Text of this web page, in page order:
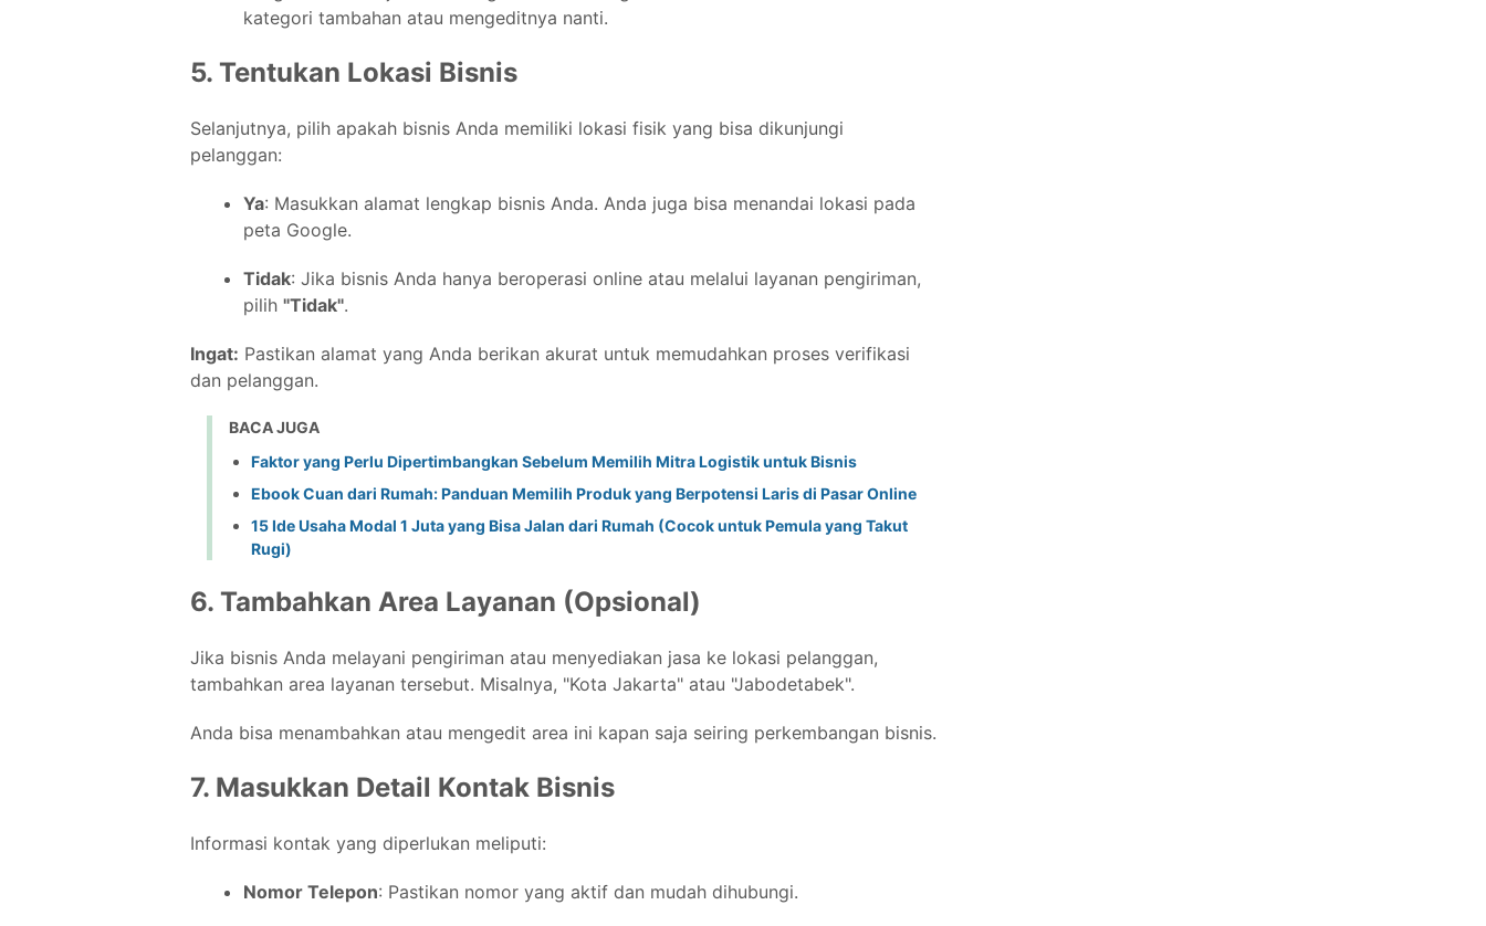
kategori tambahan atau mengeditnya nanti.
5. Tentukan Lokasi Bisnis
Selanjutnya, pilih apakah bisnis Anda memiliki lokasi fisik yang bisa dikunjungi
pelanggan:
Ya: Masukkan alamat lengkap bisnis Anda. Anda juga bisa menandai lokasi pada
peta Google.
Tidak: Jika bisnis Anda hanya beroperasi online atau melalui layanan pengiriman,
pilih "Tidak".
Ingat: Pastikan alamat yang Anda berikan akurat untuk memudahkan proses verifikasi
dan pelanggan.
BACA JUGA
Faktor yang Perlu Dipertimbangkan Sebelum Memilih Mitra Logistik untuk Bisnis
Ebook Cuan dari Rumah: Panduan Memilih Produk yang Berpotensi Laris di Pasar Online
15 Ide Usaha Modal 1 Juta yang Bisa Jalan dari Rumah (Cocok untuk Pemula yang Takut
Rugi)
6. Tambahkan Area Layanan (Opsional)
Jika bisnis Anda melayani pengiriman atau menyediakan jasa ke lokasi pelanggan,
tambahkan area layanan tersebut. Misalnya, "Kota Jakarta" atau "Jabodetabek".
Anda bisa menambahkan atau mengedit area ini kapan saja seiring perkembangan bisnis.
7. Masukkan Detail Kontak Bisnis
Informasi kontak yang diperlukan meliputi:
Nomor Telepon: Pastikan nomor yang aktif dan mudah dihubungi.